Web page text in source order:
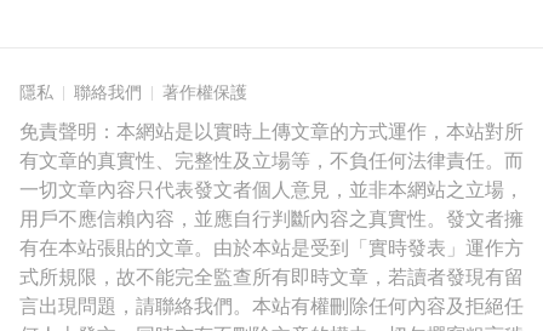
隱私 聯絡我們 著作權保護
免責聲明：本網站是以實時上傳文章的方式運作，本站對所
有文章的真實性、完整性及立場等，不負任何法律責任。而
一切文章內容只代表發文者個人意見，並非本網站之立場，
用戶不應信賴內容，並應自行判斷內容之真實性。發文者擁
有在本站張貼的文章。由於本站是受到「實時發表」運作方
式所規限，故不能完全監查所有即時文章，若讀者發現有留
言出現問題，請聯絡我們。本站有權刪除任何內容及拒絕任